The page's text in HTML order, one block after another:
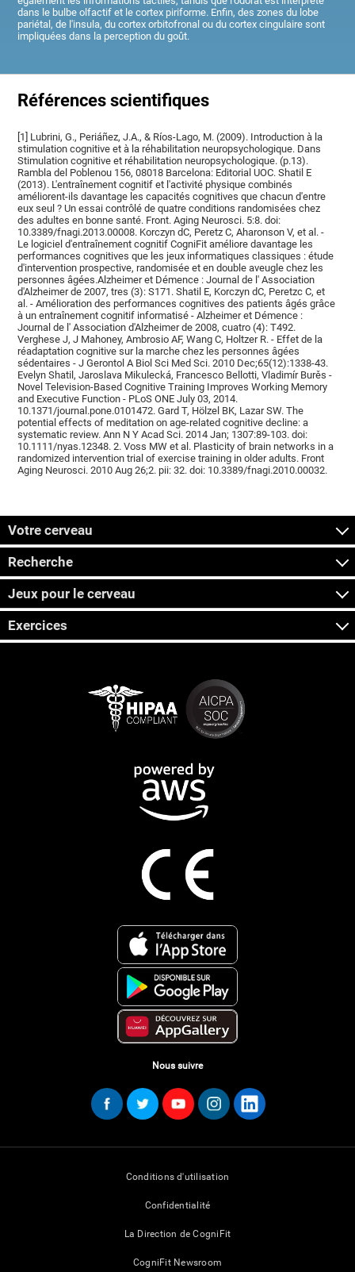
dans le bulbe olfactif et le cortex piriforme. Enfin, des zones du lobe
pariétal, de l'insula, du cortex orbitofronal ou du cortex cingulaire sont
impliquées dans la perception du goût.
Références scientifiques
[1] Lubrini, G., Periáñez, J.A., & Ríos-Lago, M. (2009). Introduction à la
stimulation cognitive et à la réhabilitation neuropsychologique. Dans
Stimulation cognitive et réhabilitation neuropsychologique. (p.13).
Rambla del Poblenou 156, 08018 Barcelona: Editorial UOC. Shatil E
(2013). L'entraînement cognitif et l'activité physique combinés
améliorent-ils davantage les capacités cognitives que chacun d'entre
eux seul ? Un essai contrôlé de quatre conditions randomisées chez
des adultes en bonne santé. Front. Aging Neurosci. 5:8. doi:
10.3389/fnagi.2013.00008. Korczyn dC, Peretz C, Aharonson V, et al. -
Le logiciel d'entraînement cognitif CogniFit améliore davantage les
performances cognitives que les jeux informatiques classiques : étude
d'intervention prospective, randomisée et en double aveugle chez les
personnes âgées.Alzheimer et Démence : Journal de l' Association
d'Alzheimer de 2007, tres (3): S171. Shatil E, Korczyn dC, Peretzc C, et
al. - Amélioration des performances cognitives des patients âgés grâce
à un entraînement cognitif informatisé - Alzheimer et Démence :
Journal de l' Association d'Alzheimer de 2008, cuatro (4): T492.
Verghese J, J Mahoney, Ambrosio AF, Wang C, Holtzer R. - Effet de la
réadaptation cognitive sur la marche chez les personnes âgées
sédentaires - J Gerontol A Biol Sci Med Sci. 2010 Dec;65(12):1338-43.
Evelyn Shatil, Jaroslava Mikulecká, Francesco Bellotti, Vladimír Burěs -
Novel Television-Based Cognitive Training Improves Working Memory
and Executive Function - PLoS ONE July 03, 2014.
10.1371/journal.pone.0101472. Gard T, Hölzel BK, Lazar SW. The
potential effects of meditation on age-related cognitive decline: a
systematic review. Ann N Y Acad Sci. 2014 Jan; 1307:89-103. doi:
10.1111/nyas.12348. 2. Voss MW et al. Plasticity of brain networks in a
randomized intervention trial of exercise training in older adults. Front
Aging Neurosci. 2010 Aug 26;2. pii: 32. doi: 10.3389/fnagi.2010.00032.
Votre cerveau
Recherche
Jeux pour le cerveau
Exercices
Nous suivre
Conditions d'utilisation
Confidentialité
La Direction de CogniFit
CogniFit Newsroom